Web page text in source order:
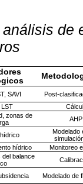
de
SAVI
Post-
LST
zonas de
Modelado
hídrico
Monitoreo
del balance
Modelado de